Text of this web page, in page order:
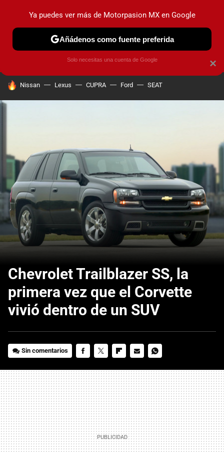
PRUEBAS INDUSTRIA HOY NO CIRCULA
HOY SE HABLA DE
Nissan Lexus CUPRA Ford SEAT
Chevrolet Trailblazer SS, la
primera vez que el Corvette
vivió dentro de un SUV
Sin comentarios
MAIL
×
Ya puedes ver más de Motorpasion MX en Google
Añádenos como fuente preferida
Solo necesitas una cuenta de Google